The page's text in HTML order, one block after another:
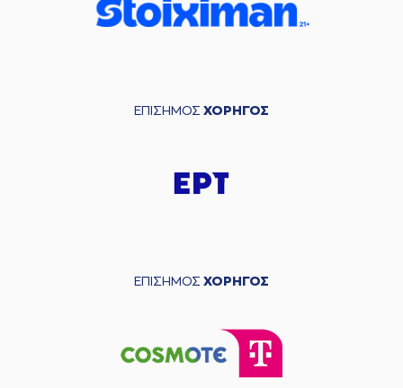
ΕΠΙΣΗΜΟΣ ΧΟΡΗΓΟΣ
ΕΠΙΣΗΜΟΣ ΧΟΡΗΓΟΣ